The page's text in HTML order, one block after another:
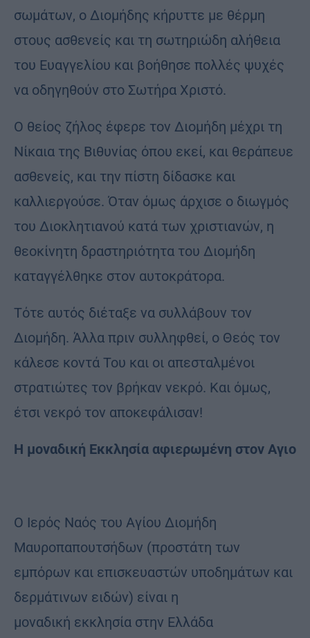
σωμάτων, ο Διομήδης κήρυττε με θέρμη
στους ασθενείς και τη σωτηριώδη αλήθεια
του Ευαγγελίου και βοήθησε πολλές ψυχές
να οδηγηθούν στο Σωτήρα Χριστό.
Ο θείος ζήλος έφερε τον Διομήδη μέχρι τη
Νίκαια της Βιθυνίας όπου εκεί, και θεράπευε
ασθενείς, και την πίστη δίδασκε και
καλλιεργούσε. Όταν όμως άρχισε ο διωγμός
του Διοκλητιανού κατά των χριστιανών, η
θεοκίνητη δραστηριότητα του Διομήδη
καταγγέλθηκε στον αυτοκράτορα.
Τότε αυτός διέταξε να συλλάβουν τον
Διομήδη. Άλλα πριν συλληφθεί, ο Θεός τον
κάλεσε κοντά Του και οι απεσταλμένοι
στρατιώτες τον βρήκαν νεκρό. Και όμως,
έτσι νεκρό τον αποκεφάλισαν!
Η μοναδική Εκκλησία αφιερωμένη στον Αγιο
Ο Ιερός Ναός του Αγίου Διομήδη
Μαυροπαπουτσήδων (προστάτη των
εμπόρων και επισκευαστών υποδημάτων και
δερμάτινων ειδών) είναι η
μοναδική εκκλησία στην Ελλάδα